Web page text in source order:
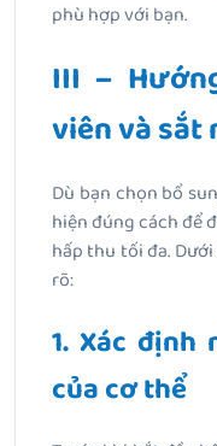
phù hợp với bạn.
III –
viên và sắt
Dù bạn chọn bổ
hiện đúng cách để
hấp thu tối đa.
rõ:
1. Xác định
của cơ thể